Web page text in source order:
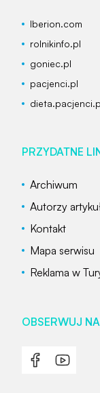
Iberion.com
rolnikinfo.pl
goniec.pl
pacjenci.pl
PRZYDATNE
Archiwum
Autorzy
Kontakt
Mapa serwisu
Reklama w
OBSERWUJ